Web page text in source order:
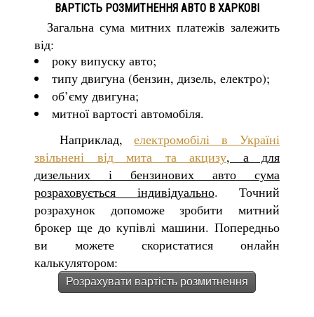
ВАРТІСТЬ РОЗМИТНЕННЯ АВТО В ХАРКОВІ
Загальна сума митних платежів залежить
від:
року випуску авто;
типу двигуна (бензин, дизель, електро);
об’єму двигуна;
митної вартості автомобіля.
Наприклад,електромобілі в Україні
звільнені від мита та акцизу, а для
дизельних і бензинових авто сума
розраховується індивідуально. Точний
розрахунок допоможе зробити митний
брокер ще до купівлі машини. Попередньо
ви можете скористатися онлайн
калькулятором:
Розрахувати вартість розмитнення